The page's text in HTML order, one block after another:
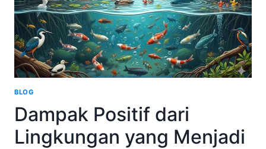
BLOG
Dampak Positif dari
Lingkungan yang Menjadi